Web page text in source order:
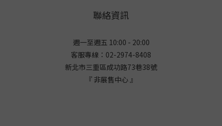
聯絡資訊
週一至週五 10:00 - 20:00
客服專線：02-2974-8408
新北市三重區成功路73巷38號
『 非展售中心 』